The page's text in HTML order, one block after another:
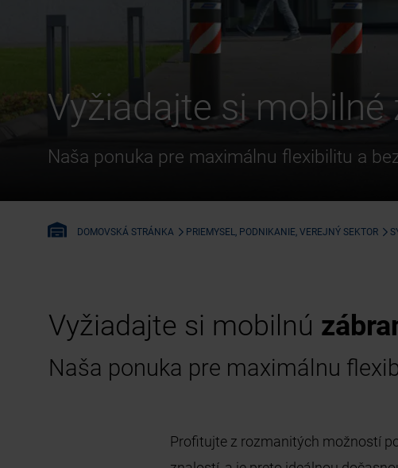
Vyžiadajte si mobilné
Naša ponuka pre maximálnu flexibilitu a
DOMOVSKÁ STRÁNKA PRIEMYSEL, PODNIKANIE, VEREJNÝ SEKTOR
Vyžiadajte si mobilnú
Naša ponuka pre maximálnu
Profitujte z rozmanitých možností